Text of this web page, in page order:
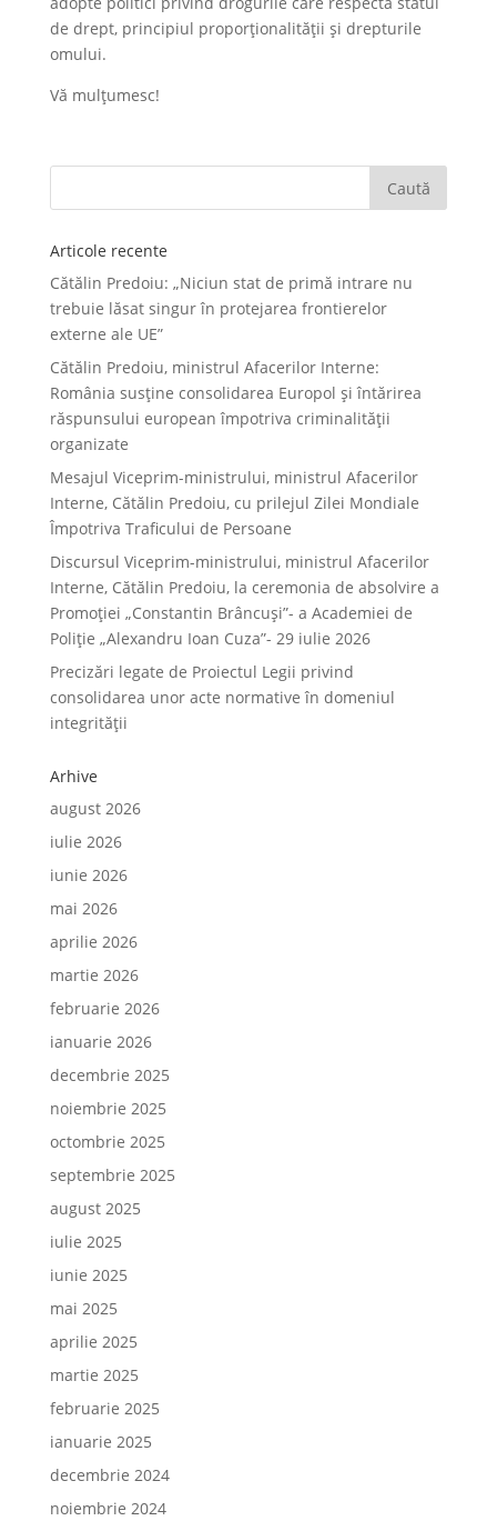
de drept, principiul proporționalității și drepturile
omului.
Vă mulțumesc!
Articole recente
Cătălin Predoiu: „Niciun stat de primă intrare nu
trebuie lăsat singur în protejarea frontierelor
externe ale UE”
Cătălin Predoiu, ministrul Afacerilor Interne:
România susține consolidarea Europol și întărirea
răspunsului european împotriva criminalității
organizate
Mesajul Viceprim-ministrului, ministrul Afacerilor
Interne, Cătălin Predoiu, cu prilejul Zilei Mondiale
Împotriva Traficului de Persoane
Discursul Viceprim-ministrului, ministrul Afacerilor
Interne, Cătălin Predoiu, la ceremonia de absolvire a
Promoției „Constantin Brâncuși”- a Academiei de
Poliție „Alexandru Ioan Cuza”- 29 iulie 2026
Precizări legate de Proiectul Legii privind
consolidarea unor acte normative în domeniul
integrității
Arhive
august 2026
iulie 2026
iunie 2026
mai 2026
aprilie 2026
martie 2026
februarie 2026
ianuarie 2026
decembrie 2025
noiembrie 2025
octombrie 2025
septembrie 2025
august 2025
iulie 2025
iunie 2025
mai 2025
aprilie 2025
martie 2025
februarie 2025
ianuarie 2025
decembrie 2024
noiembrie 2024